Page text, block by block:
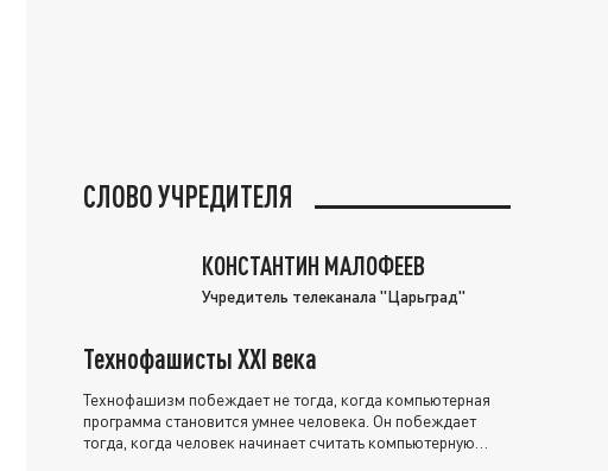
СЛОВО УЧРЕДИТЕЛЯ
КОНСТАНТИН МАЛОФЕЕВ
Учредитель телеканала "Царьград"
Технофашисты XXI века
Технофашизм побеждает не тогда, когда компьютерная
программа становится умнее человека. Он побеждает
тогда, когда человек начинает считать компьютерную